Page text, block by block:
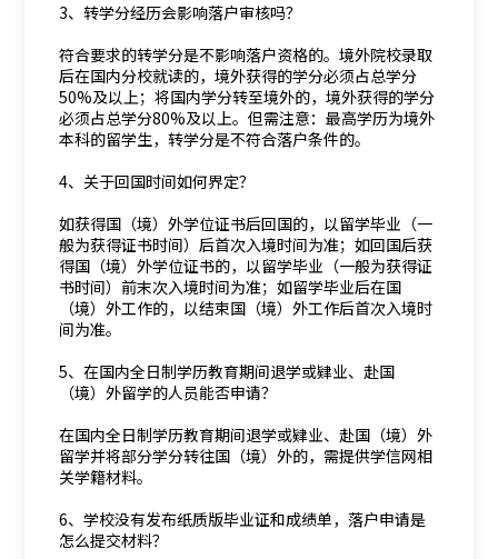
3、转学分经历会影响落户审核吗？
符合要求的转学分是不影响落户资格的。境外院校录取
后在国内分校就读的，境外获得的学分必须占总学分
50%及以上；将国内学分转至境外的，境外获得的学分
必须占总学分80%及以上。但需注意：最高学历为境外
本科的留学生，转学分是不符合落户条件的。
4、关于回国时间如何界定？
如获得国（境）外学位证书后回国的，以留学毕业（一
般为获得证书时间）后首次入境时间为准；如回国后获
得国（境）外学位证书的，以留学毕业（一般为获得证
书时间）前末次入境时间为准；如留学毕业后在国
（境）外工作的，以结束国（境）外工作后首次入境时
间为准。
5、在国内全日制学历教育期间退学或肄业、赴国
（境）外留学的人员能否申请？
在国内全日制学历教育期间退学或肄业、赴国（境）外
留学并将部分学分转往国（境）外的，需提供学信网相
关学籍材料。
6、学校没有发布纸质版毕业证和成绩单，落户申请是
怎么提交材料？